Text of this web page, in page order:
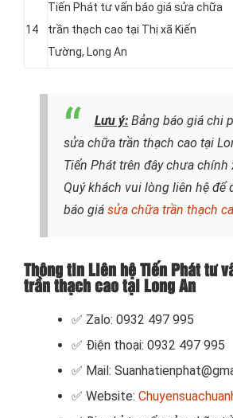
14
Tiến Phát tư vấn báo giá sửa chữa
trần thạch cao tại Thị xã Kiến
Tường, Long An
Lưu ý: Bảng báo giá chi
sửa chữa trần thạch cao tại
Tiến Phát trên đây chưa chính
Quý khách vui lòng liên hệ để
báo giá sửa chữa trần thạch
Thông tin Liên hệ Tiến Phát tư
trần thạch cao tại Long An
✅ Zalo: 0932 497 995
✅ Điện thoại: 0932 497 995
✅ Mail:
✅ Website: